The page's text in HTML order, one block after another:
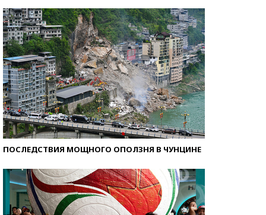
ПОСЛЕДСТВИЯ МОЩНОГО ОПОЛЗНЯ В ЧУНЦИНЕ